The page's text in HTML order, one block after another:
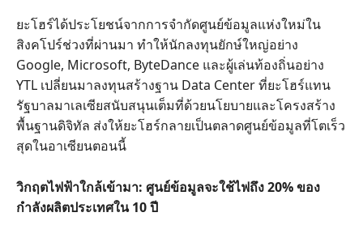
ยะโฮร์ได้ประโยชน์จากการจำกัดศูนย์ข้อมูลแห่งใหม่ใน
สิงคโปร์ช่วงที่ผ่านมา ทำให้นักลงทุนยักษ์ใหญ่อย่าง
Google, Microsoft, ByteDance และผู้เล่นท้องถิ่นอย่าง
YTL เปลี่ยนมาลงทุนสร้างฐาน Data Center ที่ยะโฮร์แทน
รัฐบาลมาเลเซียสนับสนุนเต็มที่ด้วยนโยบายและโครงสร้าง
พื้นฐานดิจิทัล ส่งให้ยะโฮร์กลายเป็นตลาดศูนย์ข้อมูลที่โตเร็ว
สุดในอาเซียนตอนนี้
วิกฤตไฟฟ้าใกล้เข้ามา: ศูนย์ข้อมูลจะใช้ไฟถึง 20% ของ
กำลังผลิตประเทศใน 10 ปี